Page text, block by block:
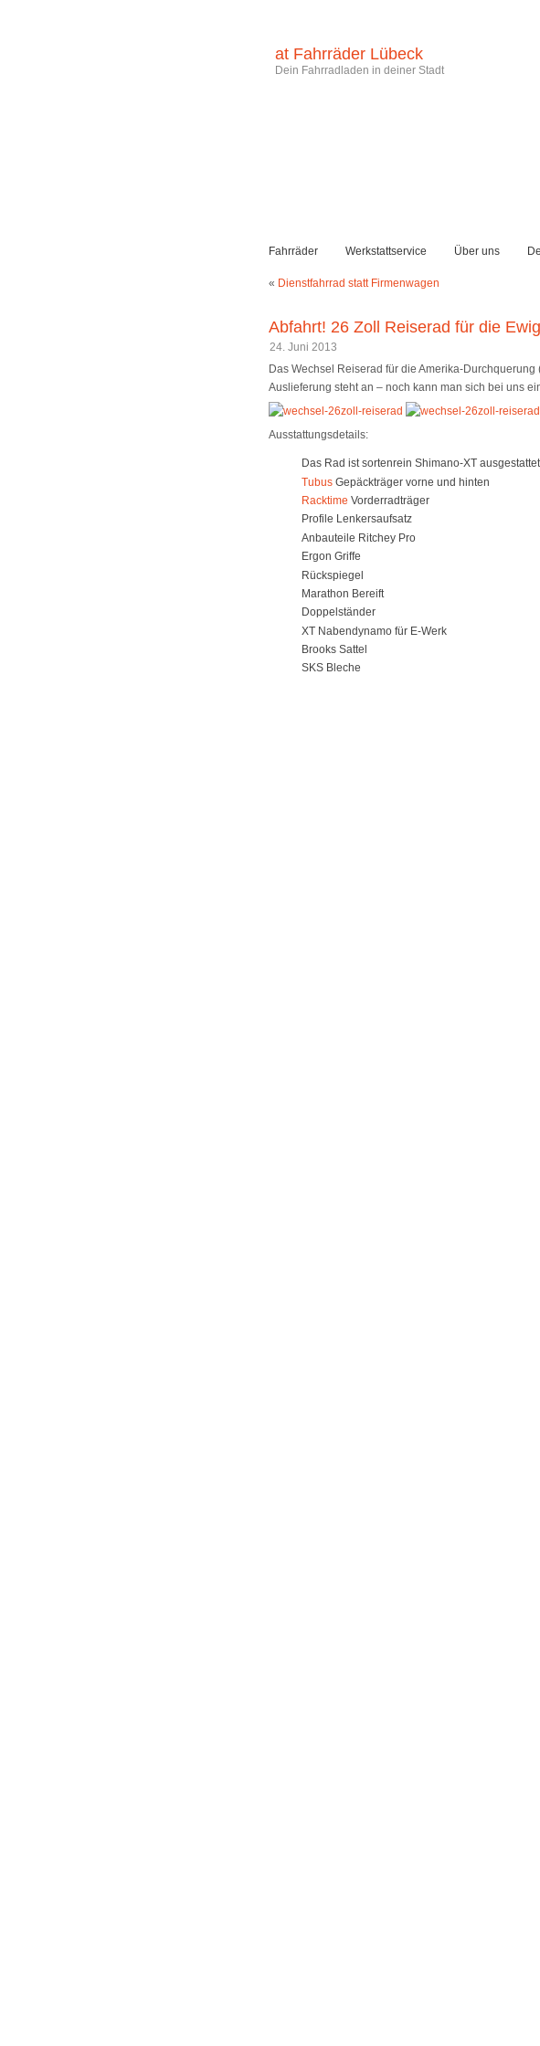
at Fahrräder Lübeck
Dein Fahrradladen in deiner Stadt
Fahrräder Werkstattservice Über uns
« Dienstfahrrad statt Firmenwagen
Abfahrt! 26 Zoll Reiserad für die
24. Juni 2013
Das Wechsel Reiserad für die Amerika-Durchquerung
Auslieferung steht an – noch kann man sich bei uns
Ausstattungsdetails:
Das Rad ist sortenrein Shimano-XT ausgestattet
Tubus Gepäckträger vorne und hinten
Racktime Vorderradträger
Profile Lenkersaufsatz
Anbauteile Ritchey Pro
Ergon Griffe
Rückspiegel
Marathon Bereift
Doppelständer
XT Nabendynamo für E-Werk
Brooks Sattel
SKS Bleche